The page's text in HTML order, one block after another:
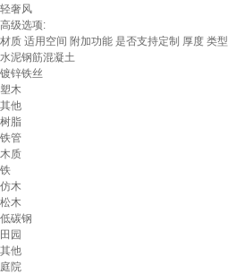
轻奢风
高级选项:
材质 适用空间 附加功能 是否支持定制 厚度 类型
水泥钢筋混凝土
镀锌铁丝
塑木
其他
树脂
铁管
木质
铁
仿木
松木
低碳钢
田园
其他
庭院